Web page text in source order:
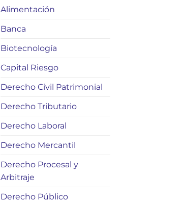
Alimentación
Banca
Biotecnología
Capital Riesgo
Derecho Civil Patrimonial
Derecho Tributario
Derecho Laboral
Derecho Mercantil
Derecho Procesal y
Arbitraje
Derecho Público